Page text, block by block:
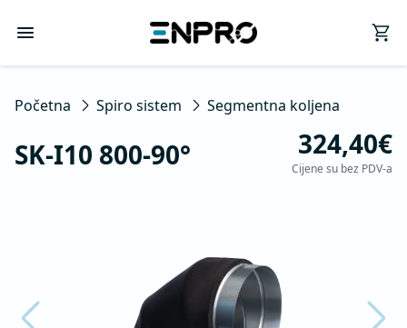
Početna Spiro sistem Segmentna koljena
SK-I10 800-90° 324,40€
Cijene su bez PDV-a